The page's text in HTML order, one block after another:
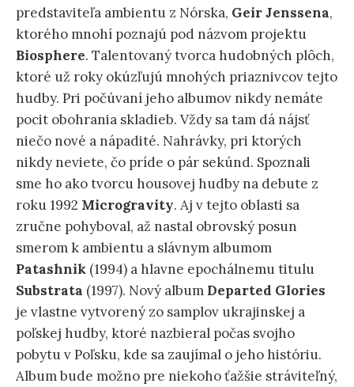
predstaviteľa ambientu z Nórska, GeirJenssena,
ktorého mnohí poznajú pod názvom projektu
Biosphere. Talentovaný tvorca hudobných plôch,
ktoré už roky okúzľujú mnohých priaznivcov tejto
hudby. Pri počúvaní jeho albumov nikdy nemáte
pocit obohrania skladieb. Vždy sa tam dá nájsť
niečo nové a nápadité. Nahrávky, pri ktorých
nikdy neviete, čo príde o pár sekúnd. Spoznali
sme ho ako tvorcu housovej hudby na debute z
roku 1992 Microgravity. Aj v tejto oblasti sa
zručne pohyboval, až nastal obrovský posun
smerom k ambientu a slávnym albumom
Patashnik (1994) a hlavne epochálnemu titulu
Substrata (1997). Nový album Departed Glories
je vlastne vytvorený zo samplov ukrajinskej a
poľskej hudby, ktoré nazbieral počas svojho
pobytu v Poľsku, kde sa zaujímal o jeho históriu.
Album bude možno pre niekoho ťažšie stráviteľný,